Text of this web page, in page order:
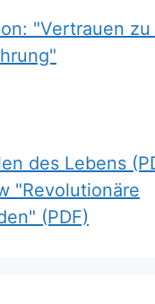
"Vertrauen
des Lebens
"Revolutionäre
(PDF)